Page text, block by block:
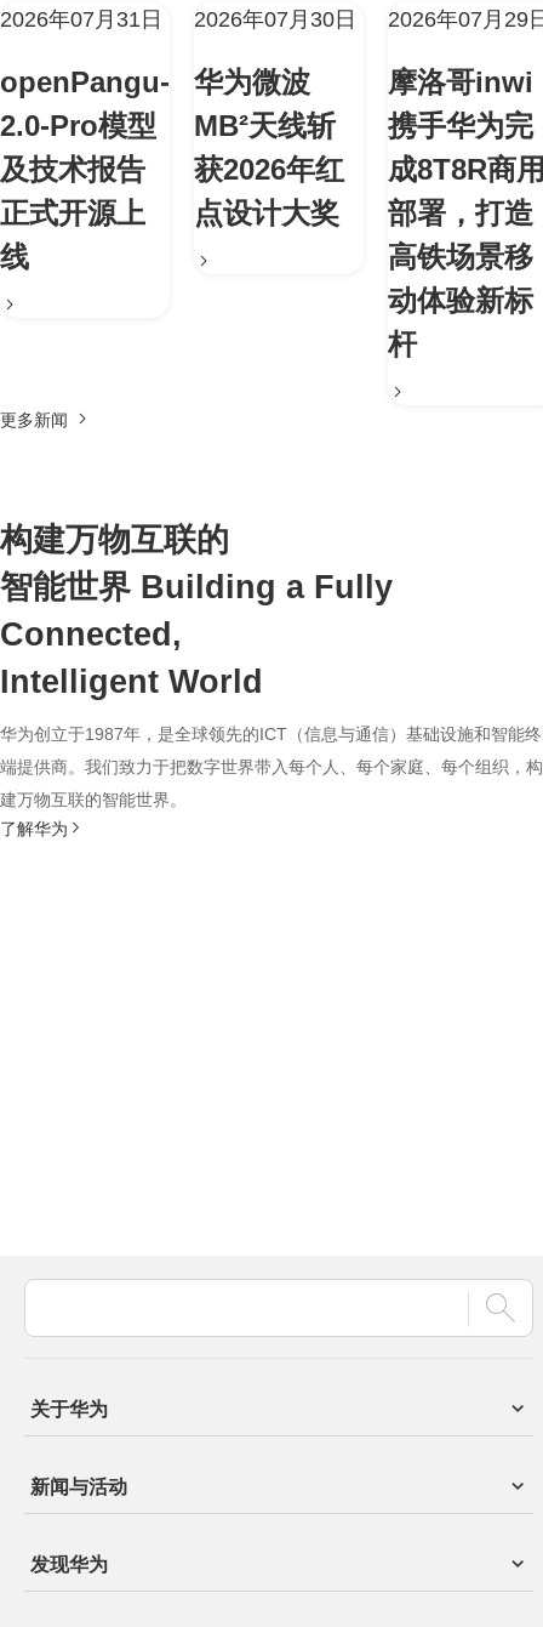
2026年07月31日
openPangu-
2.0-Pro模型
及技术报告
正式开源上
线
2026年07月30日
华为微波
MB²天线斩
获2026年红
点设计大奖
2026年07月29
摩洛哥inwi
携手华为完
成8T8R商
部署，打造
高铁场景移
动体验新标
杆
更多新闻
构建万物互联的
智能世界 Building a Fully
Connected,
Intelligent World
华为创立于1987年，是全球领先的ICT（信息与通信）基础设施和智能终
端提供商。我们致力于把数字世界带入每个人、每个家庭、每个组织，构
建万物互联的智能世界。
了解华为
关于华为
新闻与活动
发现华为